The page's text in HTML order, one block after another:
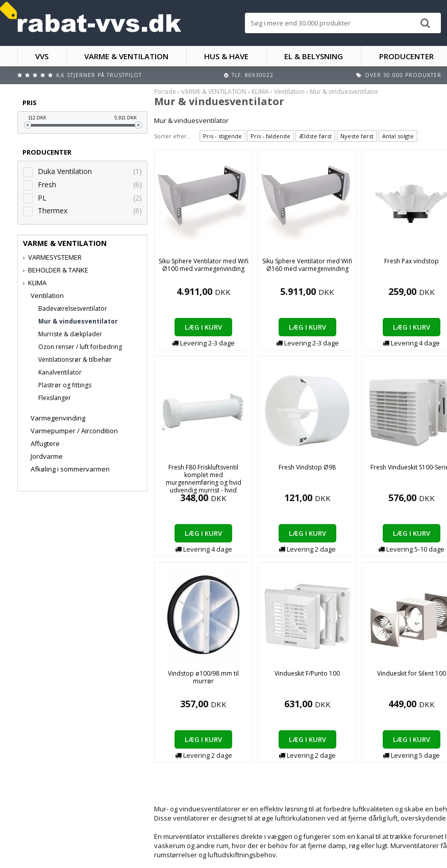
VVS VARME & VENTILATION HUS & HAVE EL & BELYSNING PRODUCENTER
4,6 STJERNER PÅ TRUSTPILOT TLF. 86930022 OVER 30.000 PRODUKTER
PRIS
112DKK 5,911 DKK
PRODUCENTER
Duka Ventilation
(1)
Fresh
(6)
PL
(2)
Thermex
(6)
VARME & VENTILATION
VARMESYSTEMER
BEHOLDER & TANKE
KLIMA
Ventilation
Badeværelsesventilator
Mur & vinduesventilator
Murriste & dækplader
Ozon renser / luft forbedring
Ventilationsrør & tilbehør
Kanalventilator
Plastrør og fittings
Flexslanger
Varmegenvinding
Varmepumper / Aircondition
Affugtere
Jordvarme
Afkøling i sommervarmen
Forside › VARME & VENTILATION › KLIMA› Ventilation › Mur & vinduesventilator
Mur & vinduesventilator
Mur & vinduesventilator
Sorter efter... Pris - stigende Pris - faldende Ældste først Nyeste først Antal solgte
Siku Sphere Ventilator med Wifi
Ø100 med varmegenvinding
4.911,00 DKK
LÆG I KURV
Levering2-3dage
Siku Sphere Ventilator med Wifi
Ø160 med varmegenvinding
5.911,00 DKK
LÆG I KURV
Levering2-3 dage
Fresh Pax vindstop
259,00 DKK
LÆG I KURV
Levering4dage
Fresh F80 Friskluftsventil
komplet med
murgennemføring og hvid
udvendig murrist - hvid
348,00 DKK
LÆG I KURV
Levering4dage
Fresh Vindstop Ø98
121,00 DKK
LÆG I KURV
Levering2dage
Fresh Vindueskit S100-
576,00 DKK
LÆG I KURV
Levering5-10dage
Vindstop ø100/98 mm til
murrør
357,00 DKK
LÆG I KURV
Levering2dage
Vindueskit F/Punto 100
631,00 DKK
LÆG I KURV
Levering2dage
Vindueskit for Silent 100
449,00 DKK
LÆG I KURV
Levering5dage
Mur- og vinduesventilatorer er en effektiv løsning til at forbedre luftkvaliteten og skabe en
Disse ventilatorer er designet til at øge luftcirkulationen ved at fjerne dårlig luft,
En murventilator installeres direkte i væggen og fungerer som en kanal til at trække
vaskerum og andre rum, hvor der er behov for at fjerne damp, røg eller lugt. Murventilatorer
rumstørrelser og luftudskiftningsbehov.